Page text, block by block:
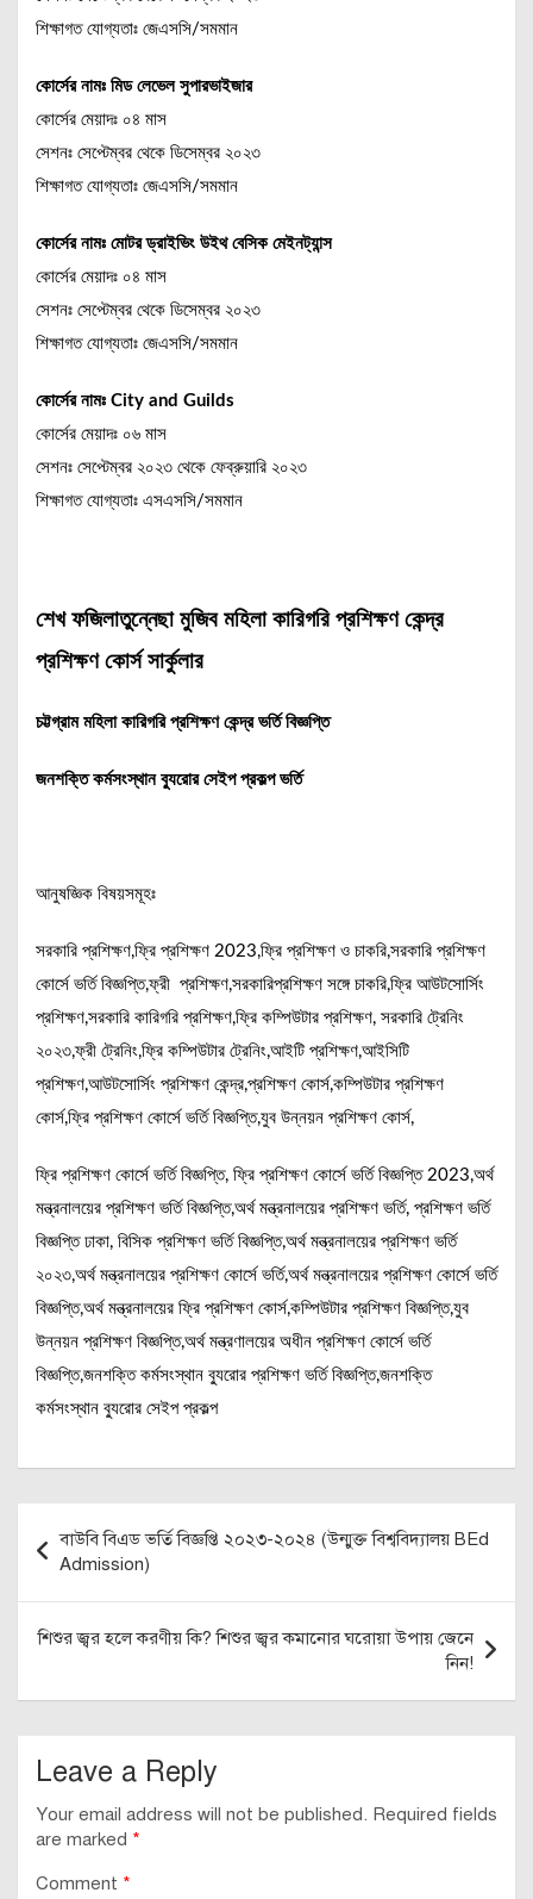
শিক্ষাগত যোগ্যতাঃ জেএসসি/সমমান
কোর্সের নামঃ মিড লেভেল সুপারভাইজার
কোর্সের মেয়াদঃ ০৪ মাস
সেশনঃ সেপ্টেম্বর থেকে ডিসেম্বর ২০২৩
শিক্ষাগত যোগ্যতাঃ জেএসসি/সমমান
কোর্সের নামঃ মোটর ড্রাইভিং উইথ বেসিক মেইনট্যান্স
কোর্সের মেয়াদঃ ০৪ মাস
সেশনঃ সেপ্টেম্বর থেকে ডিসেম্বর ২০২৩
শিক্ষাগত যোগ্যতাঃ জেএসসি/সমমান
কোর্সের নামঃ City and Guilds
কোর্সের মেয়াদঃ ০৬ মাস
সেশনঃ সেপ্টেম্বর ২০২৩ থেকে ফেব্রুয়ারি ২০২৩
শিক্ষাগত যোগ্যতাঃ এসএসসি/সমমান
শেখ ফজিলাতুন্নেছা মুজিব মহিলা কারিগরি প্রশিক্ষণ কেন্দ্র
প্রশিক্ষণ কোর্স সার্কুলার
চট্টগ্রাম মহিলা কারিগরি প্রশিক্ষণ কেন্দ্র ভর্তি বিজ্ঞপ্তি
জনশক্তি কর্মসংস্থান ব্যুরোর সেইপ প্রকল্প ভর্তি
আনুষজ্ঞিক বিষয়সমূহঃ
সরকারি প্রশিক্ষণ,ফ্রি প্রশিক্ষণ 2023,ফ্রি প্রশিক্ষণ ও চাকরি,সরকারি প্রশিক্ষণ
কোর্সে ভর্তি বিজ্ঞপ্তি,ফ্রী প্রশিক্ষণ,সরকারিপ্রশিক্ষণ সঙ্গে চাকরি,ফ্রি আউটসোর্সিং
প্রশিক্ষণ,সরকারি কারিগরি প্রশিক্ষণ,ফ্রি কম্পিউটার প্রশিক্ষণ, সরকারি ট্রেনিং
২০২৩,ফ্রী ট্রেনিং,ফ্রি কম্পিউটার ট্রেনিং,আইটি প্রশিক্ষণ,আইসিটি
প্রশিক্ষণ,আউটসোর্সিং প্রশিক্ষণ কেন্দ্র,প্রশিক্ষণ কোর্স,কম্পিউটার প্রশিক্ষণ
কোর্স,ফ্রি প্রশিক্ষণ কোর্সে ভর্তি বিজ্ঞপ্তি,যুব উন্নয়ন প্রশিক্ষণ কোর্স,
ফ্রি প্রশিক্ষণ কোর্সে ভর্তি বিজ্ঞপ্তি, ফ্রি প্রশিক্ষণ কোর্সে ভর্তি বিজ্ঞপ্তি 2023,অর্থ
মন্ত্রনালয়ের প্রশিক্ষণ ভর্তি বিজ্ঞপ্তি,অর্থ মন্ত্রনালয়ের প্রশিক্ষণ ভর্তি, প্রশিক্ষণ ভর্তি
বিজ্ঞপ্তি ঢাকা, বিসিক প্রশিক্ষণ ভর্তি বিজ্ঞপ্তি,অর্থ মন্ত্রনালয়ের প্রশিক্ষণ ভর্তি
২০২৩,অর্থ মন্ত্রনালয়ের প্রশিক্ষণ কোর্সে ভর্তি,অর্থ মন্ত্রনালয়ের প্রশিক্ষণ কোর্সে ভর্তি
বিজ্ঞপ্তি,অর্থ মন্ত্রনালয়ের ফ্রি প্রশিক্ষণ কোর্স,কম্পিউটার প্রশিক্ষণ বিজ্ঞপ্তি,যুব
উন্নয়ন প্রশিক্ষণ বিজ্ঞপ্তি,অর্থ মন্ত্রণালয়ের অধীন প্রশিক্ষণ কোর্সে ভর্তি
বিজ্ঞপ্তি,জনশক্তি কর্মসংস্থান ব্যুরোর প্রশিক্ষণ ভর্তি বিজ্ঞপ্তি,জনশক্তি
কর্মসংস্থান ব্যুরোর সেইপ প্রকল্প
Post
navigation
বাউবি বিএড ভর্তি বিজ্ঞপ্তি ২০২৩-২০২৪ (উন্মুক্ত বিশ্ববিদ্যালয় BEd
Admission)
শিশুর জ্বর হলে করণীয় কি? শিশুর জ্বর কমানোর ঘরোয়া উপায় জেনে
নিন!
Leave a Reply
Your email address will not be published. Required fields
are marked *
Comment *